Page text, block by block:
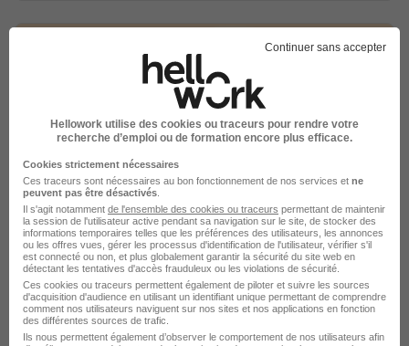
Alternance Employé Commercial H/F
Mon Campus
Auch - 32 Alternance
504,10 - 1 867,02 € / mois
12 mois
Voir l’offre
il y a 29 jours
Continuer sans accepter
Hellowork utilise des cookies ou traceurs pour rendre votre
recherche d’emploi ou de formation encore plus efficace.
Cookies strictement nécessaires
Ces traceurs sont nécessaires au bon fonctionnement de nos services et ne
peuvent pas être désactivés
Il s'agit notamment de l'ensemble des cookies ou traceurs permettant de maintenir
la session de l'utilisateur active pendant sa navigation sur le site, de stocker des
informations temporaires telles que les préférences des utilisateurs, les annonces
ou les offres vues, gérer les processus d'identification de l'utilisateur, vérifier s'il
est connecté ou non, et plus globalement garantir la sécurité du site web en
détectant les tentatives d'accès frauduleux ou les violations de sécurité.
Ces cookies ou traceurs permettent également de piloter et suivre les sources
d'acquisition d'audience en utilisant un identifiant unique permettant de comprendre
comment nos utilisateurs naviguent sur nos sites et nos applications en fonction
des différentes sources de trafic.
Ils nous permettent également d’observer le comportement de nos utilisateurs afin